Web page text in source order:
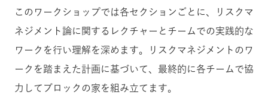
このワークショップでは各セクションごとに、リスクマ
ネジメント論に関するレクチャーとチームでの実践的な
ワークを行い理解を深めます。リスクマネジメントのワ
ークを踏まえた計画に基づいて、最終的に各チームで協
力してブロックの家を組み立てます。